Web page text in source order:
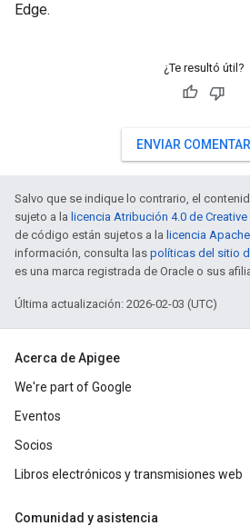
Edge.
¿Te resultó útil?
ENVIAR
Salvo que se indique lo contrario, el
sujeto a la licencia Atribución 4.0 de
de código están sujetos a la licencia
información, consulta las políticas del sitio
es una marca registrada de Oracle o sus
Última actualización: 2026-02-03 (UTC)
Acerca de Apigee
We're part of Google
Eventos
Socios
Libros electrónicos y transmisiones web
Comunidad y asistencia